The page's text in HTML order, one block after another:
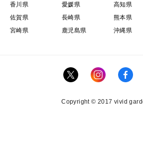
香川県
愛媛県 高知県
佐賀県
長崎県 熊本県
宮崎県
鹿児島県 沖縄県
Copyright © 2017 vivid